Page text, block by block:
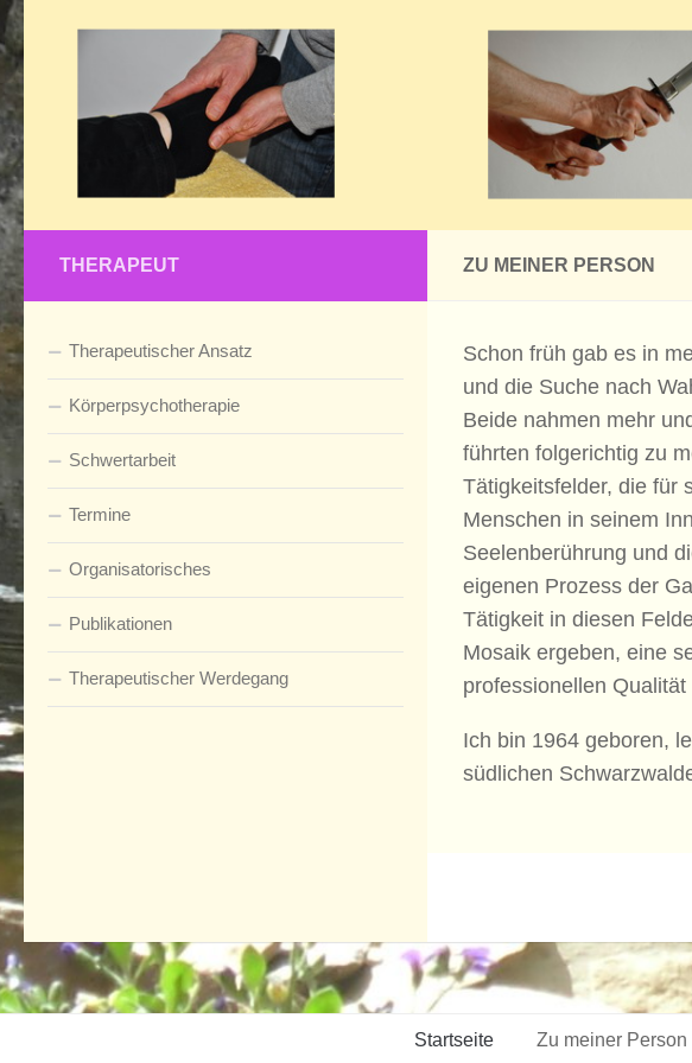
Zum Inhalt springen
ZU MEINER PERSON
Schon früh gab es in
und die Suche nach
Beide nahmen mehr
führten folgerichtig zu
Tätigkeitsfelder, die für
Menschen in seinem
Seelenberührung und
eigenen Prozess der
Tätigkeit in diesen
Mosaik ergeben, eine
professionellen
Ich bin 1964 geboren,
südlichen
THERAPEUT
Therapeutischer Ansatz
Körperpsychotherapie
Schwertarbeit
Termine
Organisatorisches
Publikationen
Therapeutischer Werdegang
Startseite Zu meiner Person